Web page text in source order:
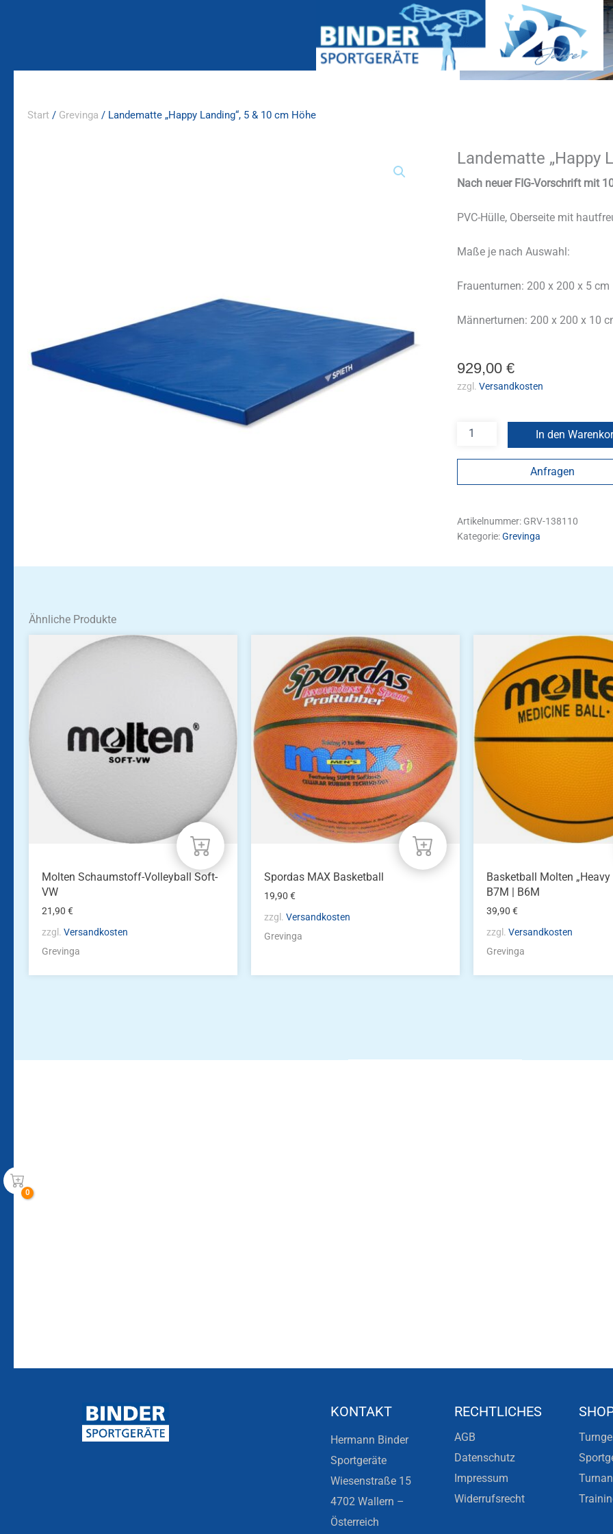
Start / Grevinga / Landematte „Happy Landing“, 5 & 10 cm Höhe
Landematte „Happy
Nach neuer FIG-Vorschrift mit
PVC-Hülle, Oberseite mit
Maße je nach Auswahl:
Frauenturnen: 200 x 200 x 5 cm
Männerturnen: 200 x 200 x 10
929,00 €
zzgl. Versandkosten
Landematte
Landing",
10
Höhe
In den
Anfragen
Artikelnummer: GRV-138110
Kategorie:Grevinga
Ähnliche Produkte
Molten Schaumstoff-Volleyball Soft-
VW
21,90€
zzgl.Versandkosten
Grevinga
Spordas MAX Basketball
19,90€
zzgl.Versandkosten
Grevinga
Produkt
weist
mehrere
Varianten
Optionen
auf
der
Produktseite
gewählt
Basketball Molten „Heavy
B7M | B6M
39,90€
zzgl.Versandkosten
Grevinga
KONTAKT
Hermann Binder
Sportgeräte
Wiesenstraße 15
4702 Wallern –
Österreich
RECHTLICHES
AGB
Datenschutz
Impressum
Widerrufsrecht